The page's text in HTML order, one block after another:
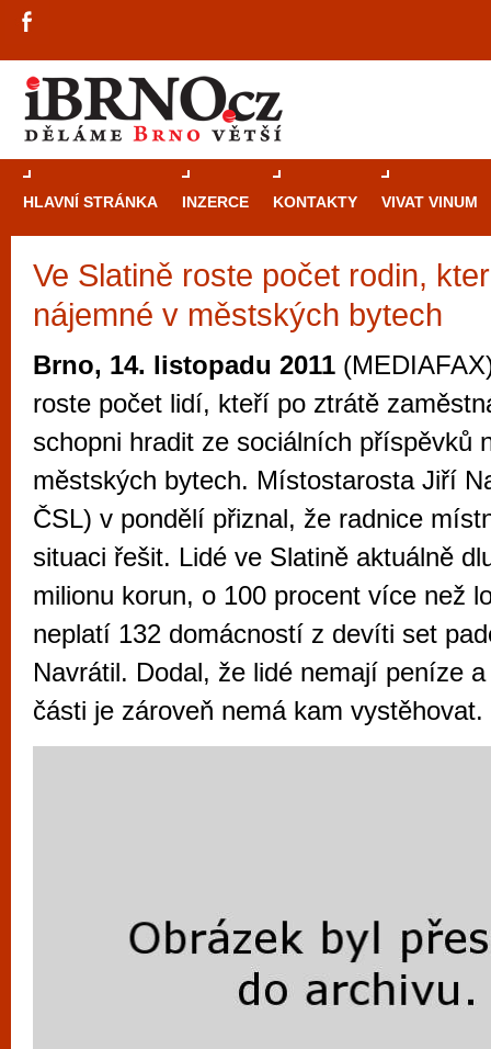
HLAVNÍ STRÁNKA INZERCE KONTAKTY VIVAT VINUM
Ve Slatině roste počet rodin,
nájemné v městských bytech
Brno, 14. listopadu 2011
roste počet lidí, kteří po ztrátě
schopni hradit ze sociálních příspěvků
městských bytech. Místostarosta Jiří
ČSL) v pondělí přiznal, že radnice
situaci řešit. Lidé ve Slatině aktuálně
milionu korun, o 100 procent více než
neplatí 132 domácností z devíti set
Navrátil. Dodal, že lidé nemají peníze
části je zároveň nemá kam vystěhovat.
Průvodce
Brně: Od
Brno je
zajímavé
restaurace,
Mimo jiné je ale také místem, kde si
vyzkoušet různé kasinové hry. V
metropoli naleznete širokou nabídku her
po moderní automaty jak pro pravidelné
příležitostné hráče. V...